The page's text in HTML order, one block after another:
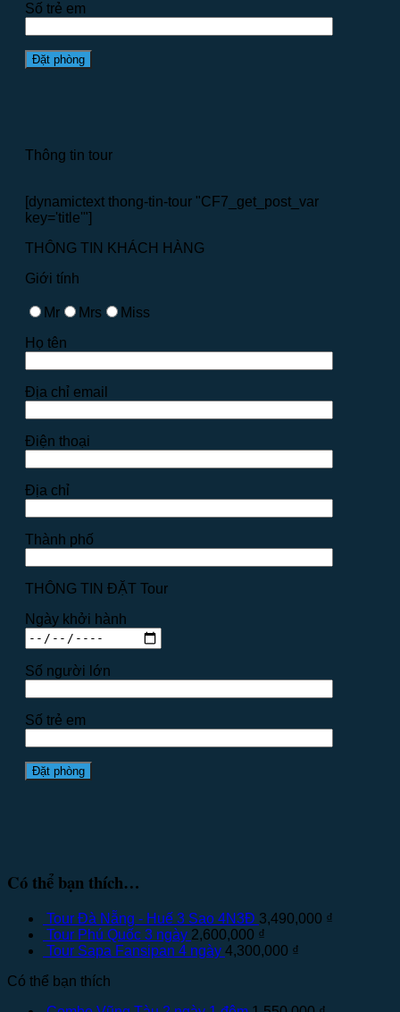
Số trẻ em
Thông tin tour
[dynamictext thong-tin-tour "CF7_get_post_var
key='title'"]
THÔNG TIN KHÁCH HÀNG
Giới tính
Mr Mrs
Miss
Họ tên
Địa chỉ email
Điện thoại
Địa chỉ
Thành phố
THÔNG TIN ĐẶT Tour
Ngày khởi hành
Số người lớn
Số trẻ em
Có thể bạn thích…
Tour Đà Nẵng - Huế 3 Sao 4N3Đ 3,490,000 ₫
Tour Phú Quốc 3 ngày 2,600,000 ₫
Tour Sapa Fansipan 4 ngày 4,300,000 ₫
Có thể bạn thích